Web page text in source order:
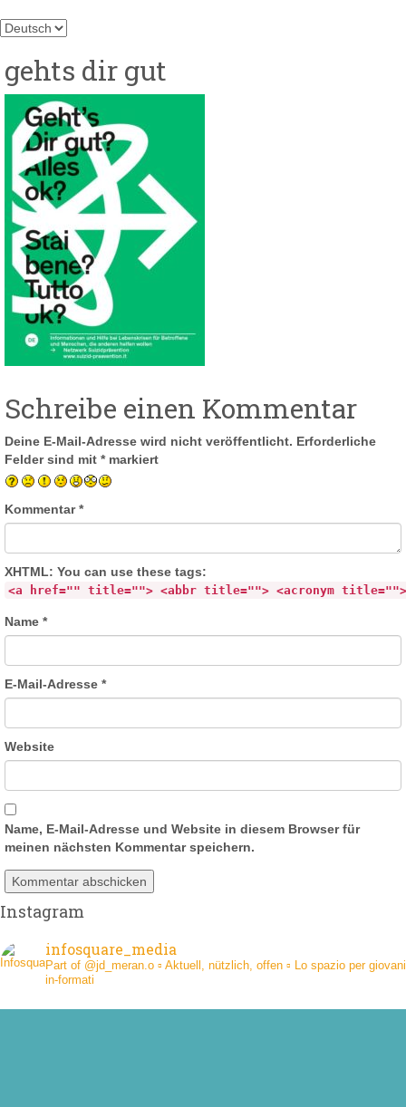
Sprache
gehts dir gut
Schreibe einen Kommentar
Deine E-Mail-Adresse wird nicht veröffentlicht. Erforderliche
Felder sind mit *markiert
Kommentar*
XHTML: You can use these tags:
<a href="" title=""> <abbr title=""> <acronym title="">
Name *
E-Mail-Adresse *
Website
Name, E-Mail-Adresse und Website in diesem Browser für
meinen nächsten Kommentar speichern.
Instagram
infosquare_media
Part of @jd_meran.o ▫️ Aktuell, nützlich, offen ▫️ Lo spazio per giovani
in-formati